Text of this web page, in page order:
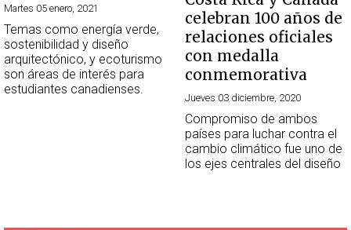
Martes 05 enero, 2021
Temas como energía verde,
sostenibilidad y diseño
arquitectónico, y ecoturismo
son áreas de interés para
estudiantes canadienses.
celebran 100 años de
relaciones oficiales
con medalla
conmemorativa
Jueves 03 diciembre, 2020
Compromiso de ambos
países para luchar contra el
cambio climático fue uno de
los ejes centrales del diseño